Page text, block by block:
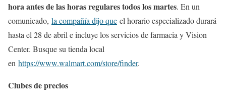
hora antes de las horas regulares todos los martes. En un
comunicado, la compañía dijo que el horario especializado durará
hasta el 28 de abril e incluye los servicios de farmacia y Vision
Center. Busque su tienda local
en https://www.walmart.com/store/finder.
Clubes de precios